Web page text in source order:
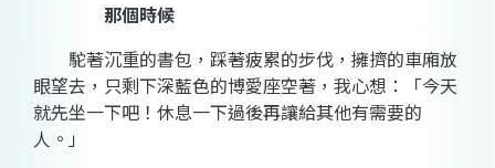
那個時候
駝著沉重的書包，踩著疲累的步伐，擁擠的車廂放
眼望去，只剩下深藍色的博愛座空著，我心想：「今天
就先坐一下吧！休息一下過後再讓給其他有需要的
人。」